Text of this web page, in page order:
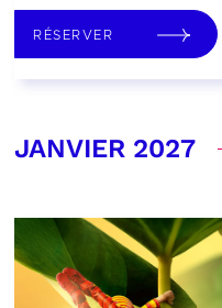
RÉSERVER
JANVIER 2027